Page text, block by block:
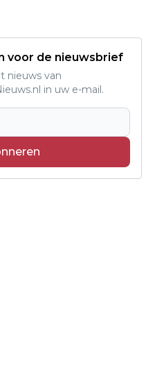
voor de nieuwsbrief
nieuws van
in uw e-mail.